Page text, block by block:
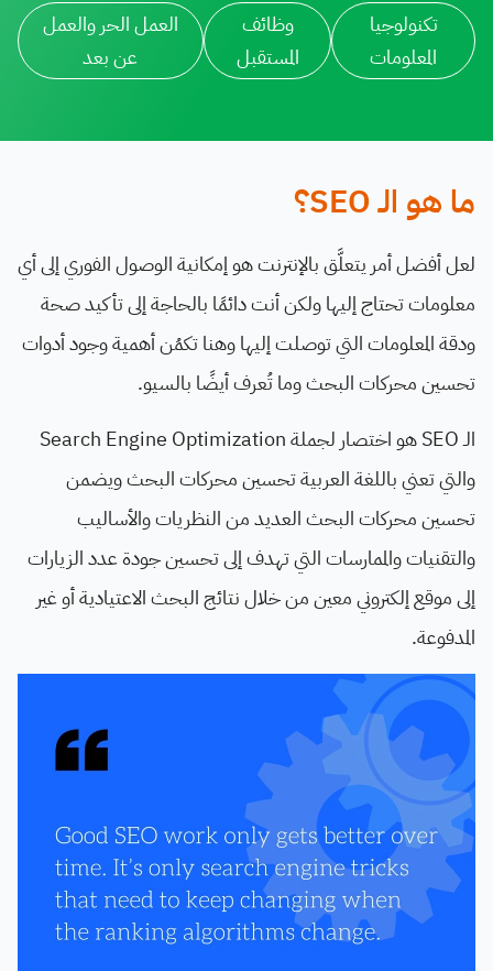
تكنولوجيا
المعلومات
وظائف
المستقبل
العمل الحر والعمل
عن بعد
ما هو الـ SEO؟
لعل أفضل أمر يتعلَّق بالإنترنت هو إمكانية الوصول الفوري إلى أي
معلومات تحتاج إليها ولكن أنت دائمًا بالحاجة إلى تأكيد صحة
ودقة المعلومات التي توصلت إليها وهنا تكمُن أهمية وجود أدوات
تحسين محركات البحث وما تُعرف أيضًا بالسيو.
الـ SEO هو اختصار لجملة Search Engine Optimization
والتي تعني باللغة العربية تحسين محركات البحث ويضمن
تحسين محركات البحث العديد من النظريات والأساليب
والتقنيات والممارسات التي تهدف إلى تحسين جودة عدد الزيارات
إلى موقع إلكتروني معين من خلال نتائج البحث الاعتيادية أو غير
المدفوعة.